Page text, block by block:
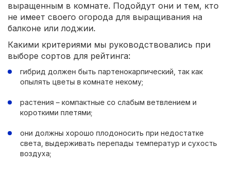
выращенным в комнате. Подойдут они и тем, кто
не имеет своего огорода для выращивания на
балконе или лоджии.
Какими критериями мы руководствовались при
выборе сортов для рейтинга:
гибрид должен быть партенокарпический, так как
опылять цветы в комнате некому;
растения – компактные со слабым ветвлением и
короткими плетями;
они должны хорошо плодоносить при недостатке
света, выдерживать перепады температур и сухость
воздуха;